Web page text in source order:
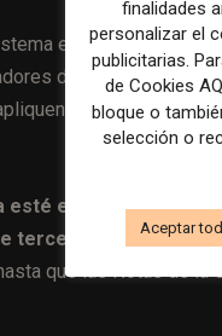
es mejorar la
de hechos de
En su lugar,
en pleno
terceros en el país.
que las Notas de la
finalidades
personalizar el
publicitarias.
de Cookies
bloque o
selección o
Aceptar